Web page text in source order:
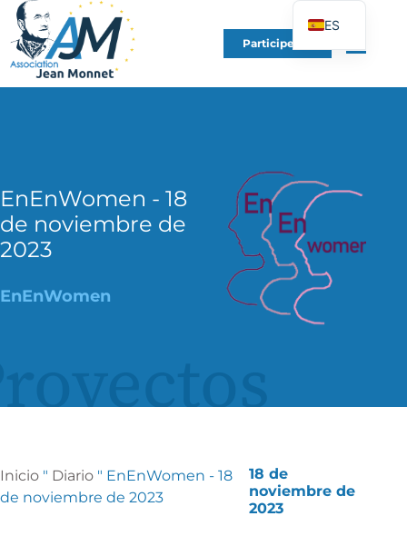
Participe en
EnEnWomen - 18
de noviembre de
2023
EnEnWomen
Inicio " Diario " EnEnWomen - 18
de noviembre de 2023
18 de
noviembre de
2023
ES
FR
EN